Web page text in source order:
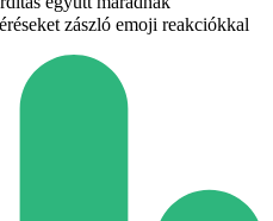
zászló emoji reakciókkal